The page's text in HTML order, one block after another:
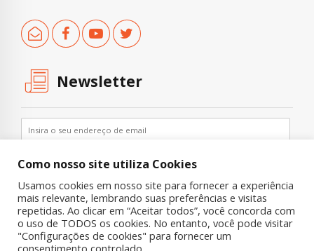
Newsletter
Copyright © 2019 UNIAD – Unidade de Pesquisa em Álcool e Drogas
Como nosso site utiliza Cookies
Usamos cookies em nosso site para fornecer a experiência
mais relevante, lembrando suas preferências e visitas
repetidas. Ao clicar em “Aceitar todos”, você concorda com
o uso de TODOS os cookies. No entanto, você pode visitar
"Configurações de cookies" para fornecer um
consentimento controlado.